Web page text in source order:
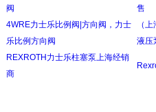
阀
售
4WRE力士乐比例阀|方向阀，力士
乐比例方向阀
（
液压
REXROTH力士乐柱塞泵上海经销
商